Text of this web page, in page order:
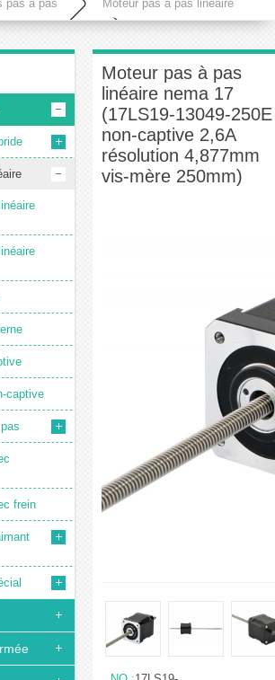
pas à pas Moteur pas à pas linéaire
non-captive 2,6A résolution 4,877mm vis-mère 250mm)
captive
frein
Moteur pas à pas
linéaire nema 17
(17LS19-13049-250E
non-captive 2,6A
résolution 4,877mm
vis-mère 250mm)